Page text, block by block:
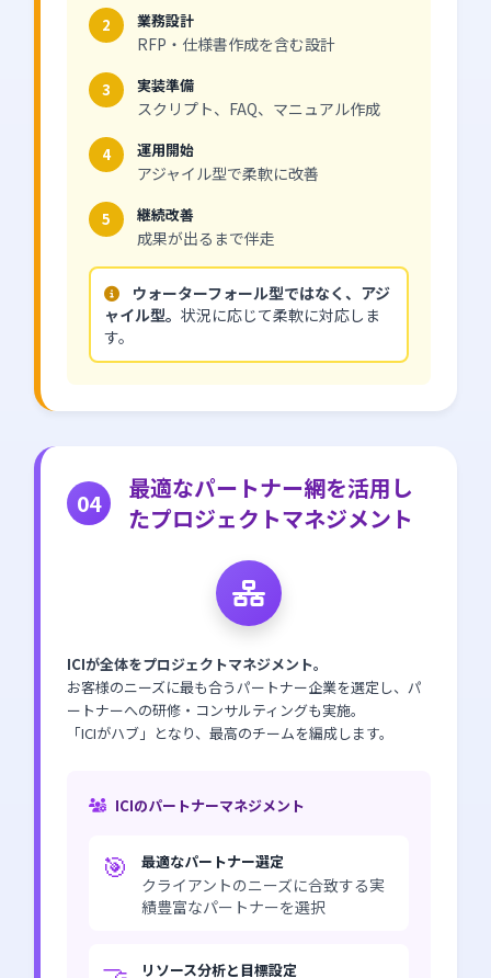
2 業務設計
RFP・仕様書作成を含む設計
3 実装準備
スクリプト、FAQ、マニュアル作成
4 運用開始
アジャイル型で柔軟に改善
5 継続改善
成果が出るまで伴走
ウォーターフォール型ではなく、アジ
ャイル型。 状況に応じて柔軟に対応しま
す。
04
最適なパートナー網を活用し
たプロジェクトマネジメント
ICIが全体をプロジェクトマネジメント。
お客様のニーズに最も合うパートナー企業を選定し、パ
ートナーへの研修・コンサルティングも実施。
「ICIがハブ」となり、最高のチームを編成します。
ICIのパートナーマネジメント
🎯 最適なパートナー選定
クライアントのニーズに合致する実
績豊富なパートナーを選択
リソース分析と目標設定